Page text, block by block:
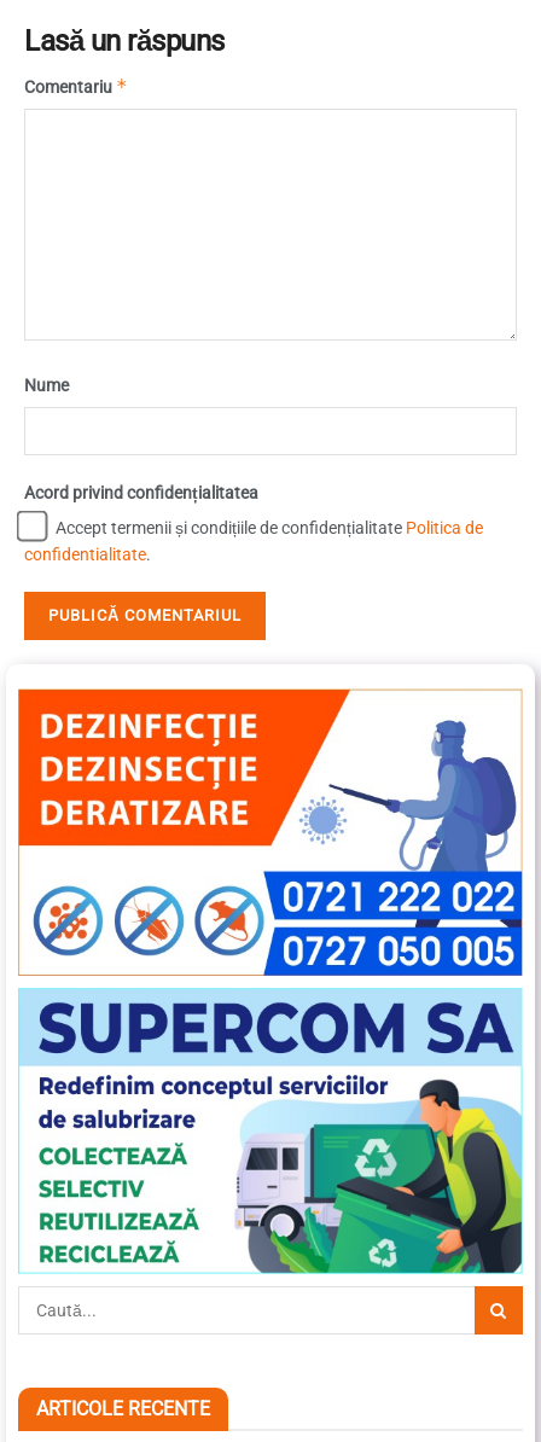
Lasă un răspuns
Comentariu *
Nume
Acord privind confidențialitatea
Accept termenii și condițiile de confidențialitate Politica de
confidentialitate.
ARTICOLE RECENTE